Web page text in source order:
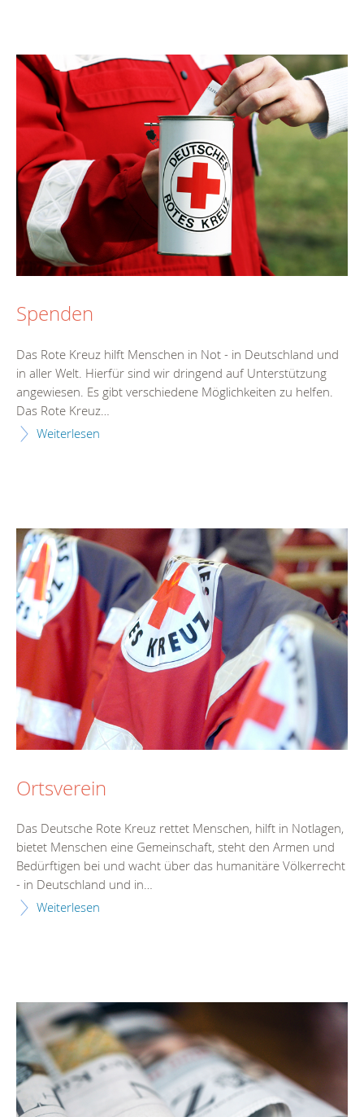
Spenden
Das Rote Kreuz hilft Menschen in Not - in Deutschland und
in aller Welt. Hierfür sind wir dringend auf Unterstützung
angewiesen. Es gibt verschiedene Möglichkeiten zu helfen.
Das Rote Kreuz…
Weiterlesen
Ortsverein
Das Deutsche Rote Kreuz rettet Menschen, hilft in Notlagen,
bietet Menschen eine Gemeinschaft, steht den Armen und
Bedürftigen bei und wacht über das humanitäre Völkerrecht
- in Deutschland und in…
Weiterlesen